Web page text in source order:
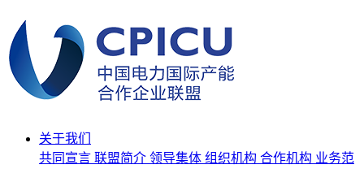
关于我们
共同宣言 联盟简介 领导集体 组织机构 合作机构 业务范